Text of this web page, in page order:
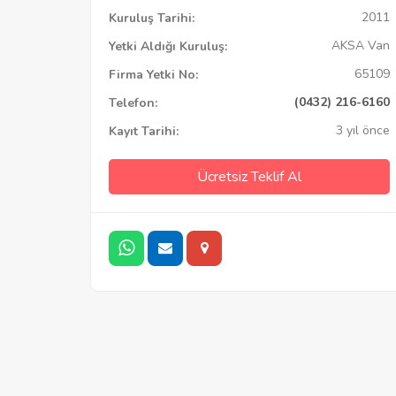
Kuruluş Tarihi:
2011
Yetki Aldığı Kuruluş:
AKSA Van
Firma Yetki No:
65109
Telefon:
(0432) 216-6160
Kayıt Tarihi:
3 yıl önce
Ücretsiz Teklif Al